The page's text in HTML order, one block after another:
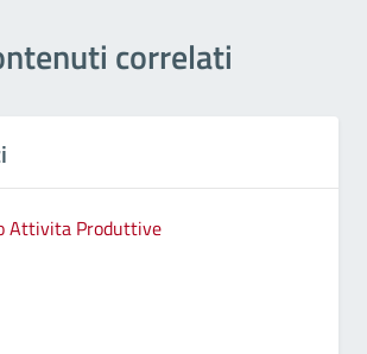
correlati
Attivita Produttive